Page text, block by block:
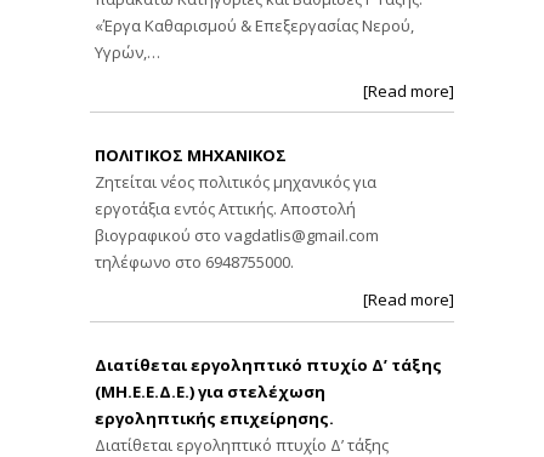
«Έργα Καθαρισμού & Επεξεργασίας Νερού,
Υγρών,…
[Read more]
ΠΟΛΙΤΙΚΟΣ ΜΗΧΑΝΙΚΟΣ
Ζητείται νέος πολιτικός μηχανικός για
εργοτάξια εντός Αττικής. Αποστολή
βιογραφικού στο vagdatlis@gmail.com
τηλέφωνο στο 6948755000.
[Read more]
Διατίθεται εργοληπτικό πτυχίο Δ’ τάξης
(ΜΗ.Ε.Ε.Δ.Ε.) για στελέχωση
εργοληπτικής επιχείρησης.
Διατίθεται εργοληπτικό πτυχίο Δ’ τάξης